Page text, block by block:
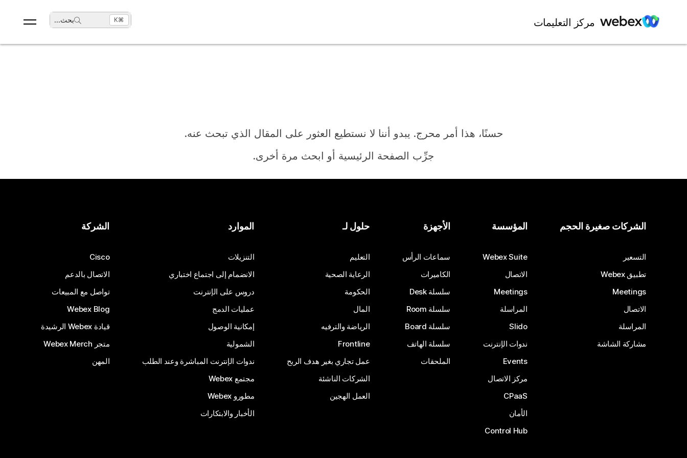
مركز التعليمات بحث... ⌘K
حسنًا، هذا أمر محرج. يبدو أننا لا نستطيع العثور على المقال الذي تبحث عنه.
جرِّب الصفحة الرئيسية أو ابحث مرة أخرى.
هل تحتاج إلى إجابة؟
أرسِل سؤالاً
الشركات صغيرة الحجم
التسعير
تطبيق Webex
Meetings
الاتصال
المراسلة
مشاركة الشاشة
المؤسسة
Webex Suite
الاتصال
Meetings
المراسلة
Slido
ندوات الإنترنت
Events
مركز الاتصال
CPaaS
الأمان
Control Hub
الأجهزة
سماعات الرأس
الكاميرات
سلسلة Desk
سلسلة Room
سلسلة Board
سلسلة الهاتف
الملحقات
حلول لـ
التعليم
الرعاية الصحية
الحكومة
المال
الرياضة والترفيه
Frontline
عمل تجاري بغير هدف الربح
الشركات الناشئة
العمل الهجين
الموارد
التنزيلات
الانضمام إلى اجتماع اختباري
دروس على الإنترنت
عمليات الدمج
إمكانية الوصول
الشمولية
ندوات الإنترنت المباشرة وعند الطلب
مجتمع Webex
مطورو Webex
الأخبار والابتكارات
الشركة
Cisco
الاتصال بالدعم
تواصل مع المبيعات
Webex Blog
قيادة Webex الرشيدة
متجر Webex Merch
المهن